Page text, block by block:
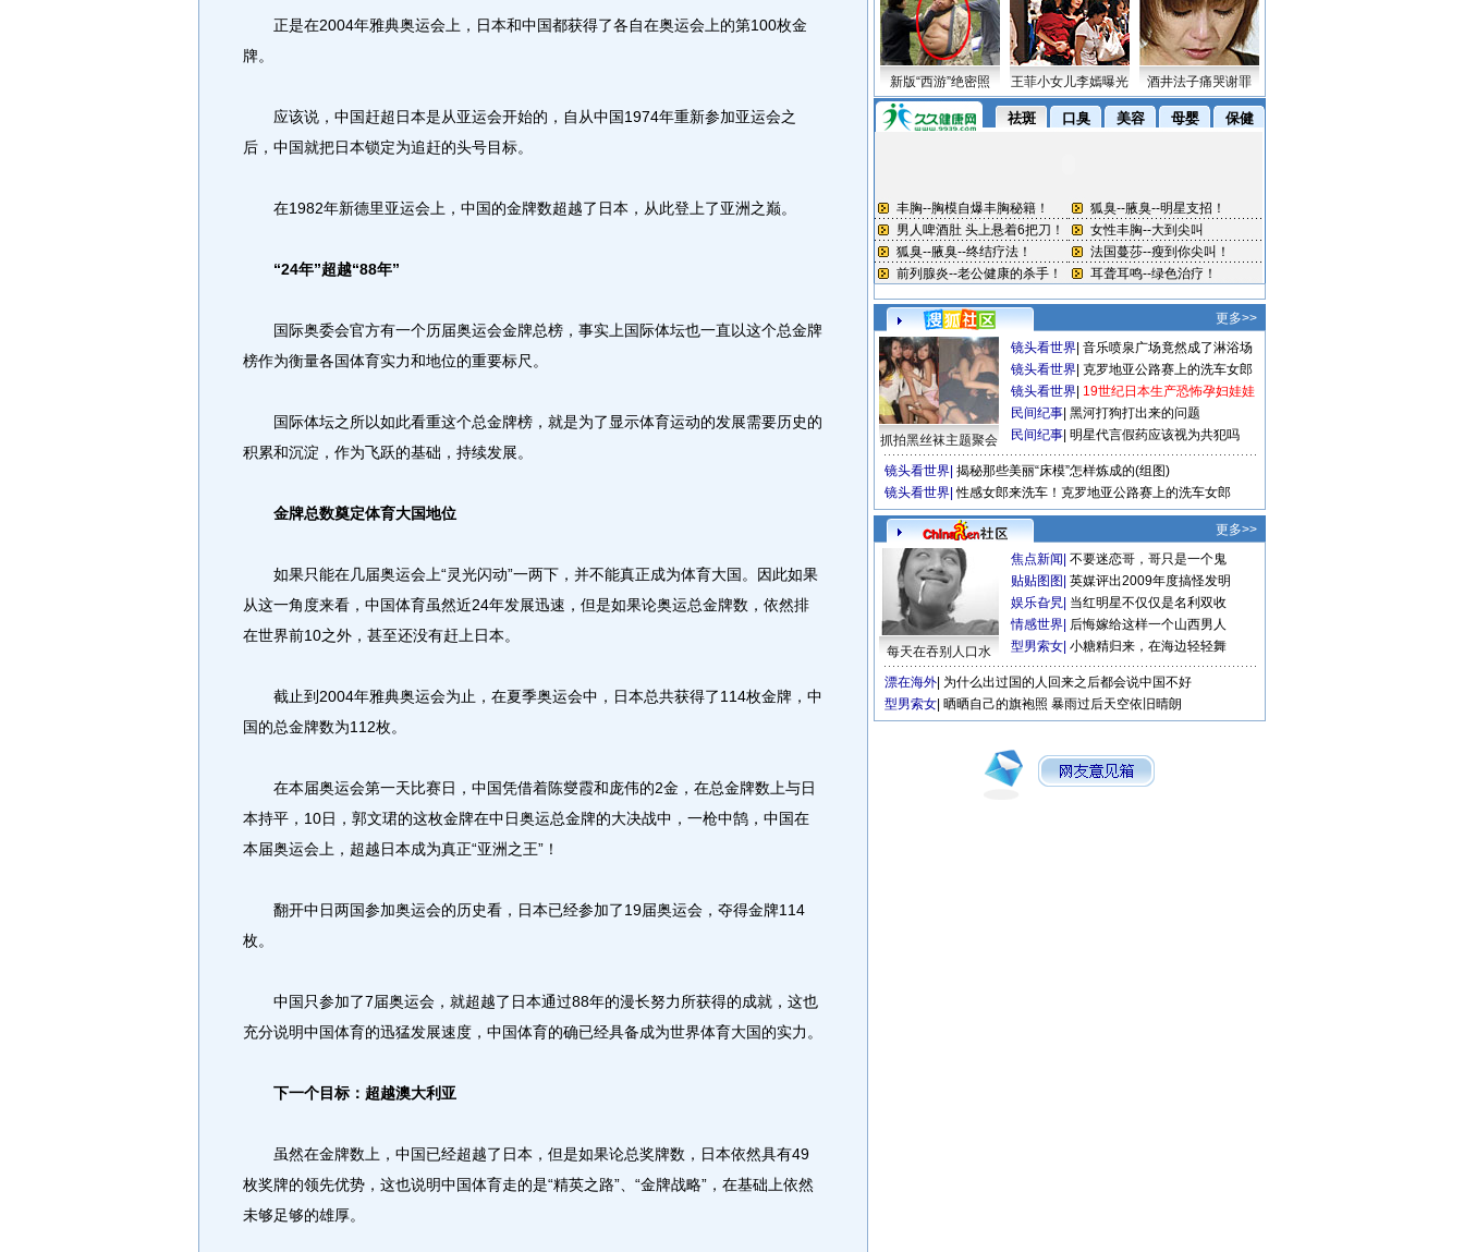
正是在2004年雅典奥运会上，日本和中国都获得了各自在奥运会上的第100枚金
牌。
应该说，中国赶超日本是从亚运会开始的，自从中国1974年重新参加亚运会之
后，中国就把日本锁定为追赶的头号目标。
在1982年新德里亚运会上，中国的金牌数超越了日本，从此登上了亚洲之巅。
“24年”超越“88年”
国际奥委会官方有一个历届奥运会金牌总榜，事实上国际体坛也一直以这个总金牌
榜作为衡量各国体育实力和地位的重要标尺。
国际体坛之所以如此看重这个总金牌榜，就是为了显示体育运动的发展需要历史的
积累和沉淀，作为飞跃的基础，持续发展。
金牌总数奠定体育大国地位
如果只能在几届奥运会上“灵光闪动”一两下，并不能真正成为体育大国。因此如果
从这一角度来看，中国体育虽然近24年发展迅速，但是如果论奥运总金牌数，依然排
在世界前10之外，甚至还没有赶上日本。
截止到2004年雅典奥运会为止，在夏季奥运会中，日本总共获得了114枚金牌，中
国的总金牌数为112枚。
在本届奥运会第一天比赛日，中国凭借着陈燮霞和庞伟的2金，在总金牌数上与日
本持平，10日，郭文珺的这枚金牌在中日奥运总金牌的大决战中，一枪中鹄，中国在
本届奥运会上，超越日本成为真正“亚洲之王”！
翻开中日两国参加奥运会的历史看，日本已经参加了19届奥运会，夺得金牌114
枚。
中国只参加了7届奥运会，就超越了日本通过88年的漫长努力所获得的成就，这也
充分说明中国体育的迅猛发展速度，中国体育的确已经具备成为世界体育大国的实力。
下一个目标：超越澳大利亚
虽然在金牌数上，中国已经超越了日本，但是如果论总奖牌数，日本依然具有49
枚奖牌的领先优势，这也说明中国体育走的是“精英之路”、“金牌战略”，在基础上依然
未够足够的雄厚。
新版“西游”绝密照 王菲小女儿李嫣曝光 酒井法子痛哭谢罪
更多>>
抓拍黑丝袜主题聚会
镜头看世界 音乐喷泉广场竟然成了淋浴场
镜头看世界 克罗地亚公路赛上的洗车女郎
镜头看世界 19世纪日本生产恐怖孕妇娃娃
民间纪事 黑河打狗打出来的问题
民间纪事 明星代言假药应该视为共犯吗
镜头看世界 揭秘那些美丽“床模”怎样炼成的(组图)
镜头看世界 性感女郎来洗车！克罗地亚公路赛上的洗车女郎
更多>>
每天在吞别人口水
焦点新闻 不要迷恋哥，哥只是一个鬼
贴贴图图 英媒评出2009年度搞怪发明
娱乐旮旯 当红明星不仅仅是名利双收
情感世界 后悔嫁给这样一个山西男人
型男索女 小糖精归来，在海边轻轻舞
漂在海外 为什么出过国的人回来之后都会说中国不好
型男索女 晒晒自己的旗袍照 暴雨过后天空依旧晴朗